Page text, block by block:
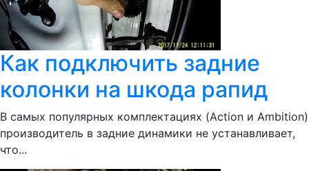
Как подключить задние
колонки на шкода рапид
В самых популярных комплектациях (Action и Ambition)
производитель в задние динамики не устанавливает,
что...